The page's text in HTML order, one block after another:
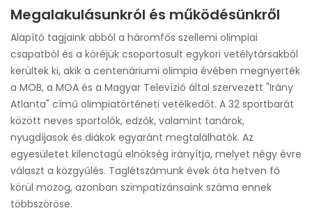
Megalakulásunkról és működésünkről
Alapító tagjaink abból a háromfős szellemi olimpiai
csapatból és a köréjük csoportosult egykori vetélytársakból
kerültek ki, akik a centenáriumi olimpia évében megnyerték
a MOB, a MOA és a Magyar Televízió által szervezett "Irány
Atlanta" című olimpiatörténeti vetélkedőt. A 32 sportbarát
között neves sportolók, edzők, valamint tanárok,
nyugdíjasok és diákok egyaránt megtalálhatók. Az
egyesületet kilenctagú elnökség irányítja, melyet négy évre
választ a közgyűlés. Taglétszámunk évek óta hetven fő
körül mozog, azonban szimpatizánsaink száma ennek
többszöröse.